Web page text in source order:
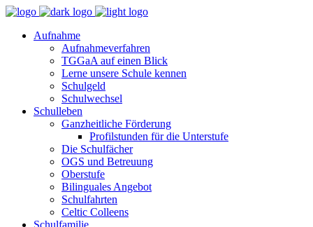
Aufnahme
Aufnahmeverfahren
TGGaA auf einen Blick
Lerne unsere Schule kennen
Schulgeld
Schulwechsel
Schulleben
Ganzheitliche Förderung
Profilstunden für die Unterstufe
Die Schulfächer
OGS und Betreuung
Oberstufe
Bilinguales Angebot
Schulfahrten
Celtic Colleens
Schulfamilie